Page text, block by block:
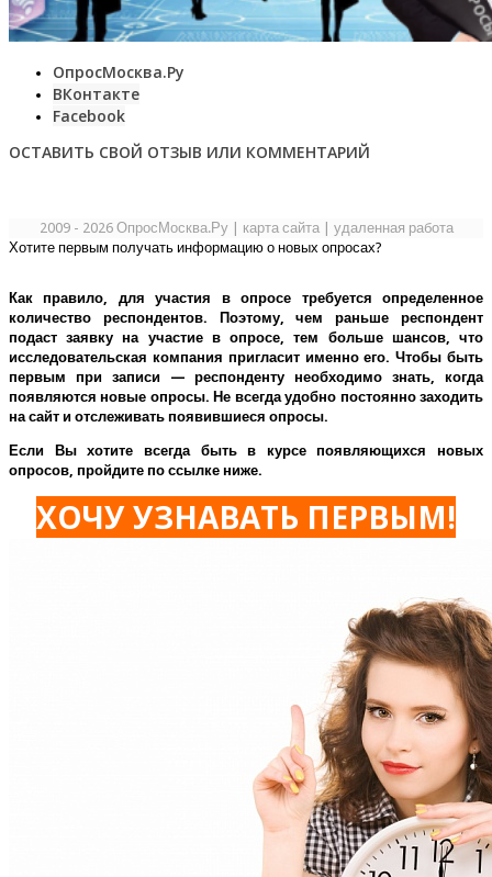
ОпросМосква.Ру
ВКонтакте
Facebook
ОСТАВИТЬ СВОЙ ОТЗЫВ ИЛИ КОММЕНТАРИЙ
2009 - 2026 ОпросМосква.Ру| карта сайта| удаленная работа
Хотите первым получать информацию о новых опросах?
Как правило, для участия в опросе требуется определенное
количество респондентов. Поэтому, чем раньше респондент
подаст заявку на участие в опросе, тем больше шансов, что
исследовательская компания пригласит именно его.Чтобы быть
первым при записи — респонденту необходимо знать, когда
появляются новые опросы. Не всегда удобно постоянно заходить
на сайт и отслеживать появившиеся опросы.
Если Вы хотите всегда быть в курсе появляющихся новых
опросов, пройдите по ссылке ниже.
ХОЧУ УЗНАВАТЬ ПЕРВЫМ!